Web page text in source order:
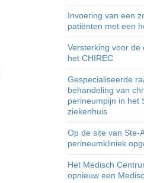
Invoering van een
patiënten met een
Versterking voor de
het CHIREC
Gespecialiseerde
behandeling van
perineumpijn in het
ziekenhuis
Op de site van Ste-
perineumkliniek
Het Medisch
opnieuw een